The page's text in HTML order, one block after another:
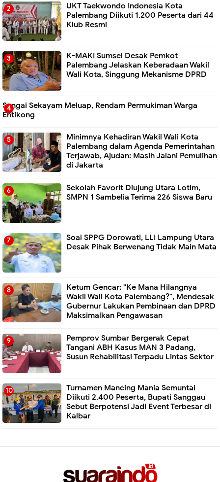
UKT Taekwondo Indonesia Kota
Palembang Diikuti 1.200 Peserta dari 44
Klub Resmi
K-MAKI Sumsel Desak Pemkot
Palembang Jelaskan Keberadaan Wakil
Wali Kota, Singgung Mekanisme DPRD
Sungai Sekayam Meluap, Rendam Permukiman Warga
Entikong
Minimnya Kehadiran Wakil Wali Kota
Palembang dalam Agenda Pemerintahan
Terjawab, Ajudan: Masih Jalani Pemulihan
di Jakarta
Sekolah Favorit Diujung Utara Lotim,
SMPN 1 Sambelia Terima 226 Siswa Baru ‎
Soal SPPG Dorowati, LLI Lampung Utara
Desak Pihak Berwenang Tidak Main Mata
Ketum Gencar: "Ke Mana Hilangnya
Wakil Wali Kota Palembang?", Mendesak
Gubernur Lakukan Pembinaan dan DPRD
Maksimalkan Pengawasan
Pemprov Sumbar Bergerak Cepat
Tangani ABH Kasus MAN 3 Padang,
Susun Rehabilitasi Terpadu Lintas Sektor
Turnamen Mancing Mania Semuntai
Diikuti 2.400 Peserta, Bupati Sanggau
Sebut Berpotensi Jadi Event Terbesar di
Kalbar